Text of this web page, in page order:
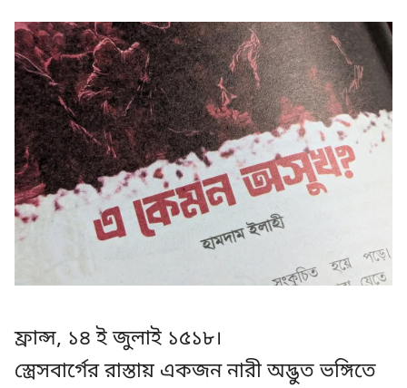
ফ্রান্স, ১৪ ই জুলাই ১৫১৮।
স্ত্রেসবার্গের রাস্তায় একজন নারী অদ্ভুত ভঙ্গিতে